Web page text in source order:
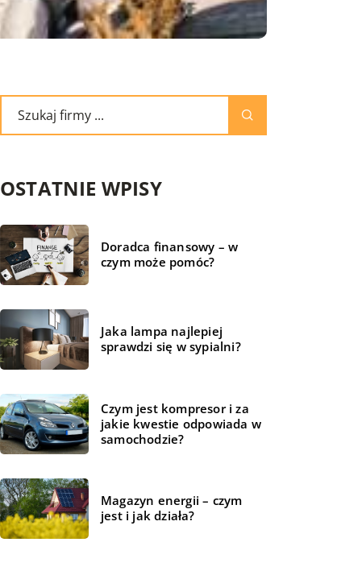
OSTATNIE WPISY
Doradca finansowy – w
czym może pomóc?
Jaka lampa najlepiej
sprawdzi się w sypialni?
Czym jest kompresor i za
jakie kwestie odpowiada w
samochodzie?
Magazyn energii – czym
jest i jak działa?